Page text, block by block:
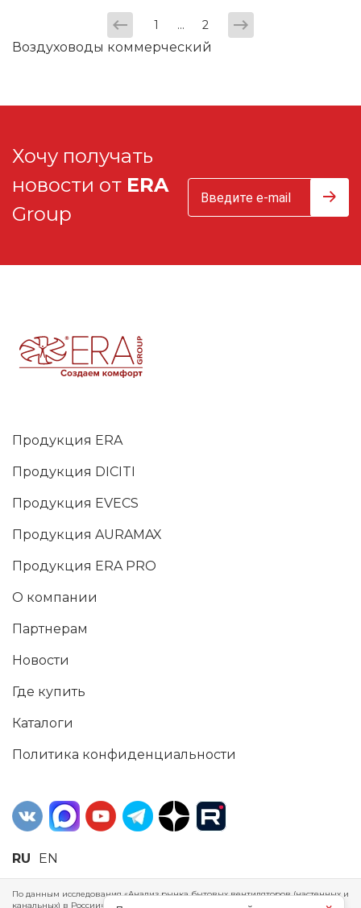
1 ... 2
Воздуховоды коммерческий
Хочу получать
новости от ERA
Group
Продукция ERA
Продукция DICITI
Продукция EVECS
Продукция AURAMAX
Продукция ERA PRO
О компании
Партнерам
Новости
Где купить
Каталоги
Политика конфиденциальности
RU EN
По данным исследования «Анализ рынка бытовых вентиляторов (настенных и
канальных) в России», проведенного Агентством маркетинговых